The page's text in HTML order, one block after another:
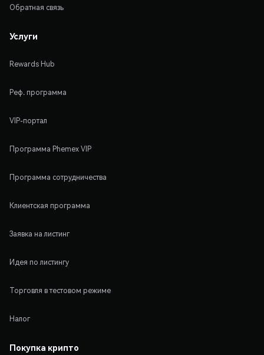
Обратная связь
Услуги
Rewards Hub
Реф. программа
VIP-портал
Программа Phemex VIP
Программа сотрудничества
Клиентская программа
Заявка на листинг
Идея по листингу
Торговля в тестовом режиме
Налог
Покупка крипто